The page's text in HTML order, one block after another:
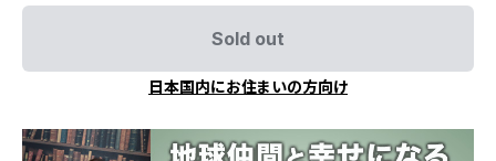
Sold out
日本国内にお住まいの方向け